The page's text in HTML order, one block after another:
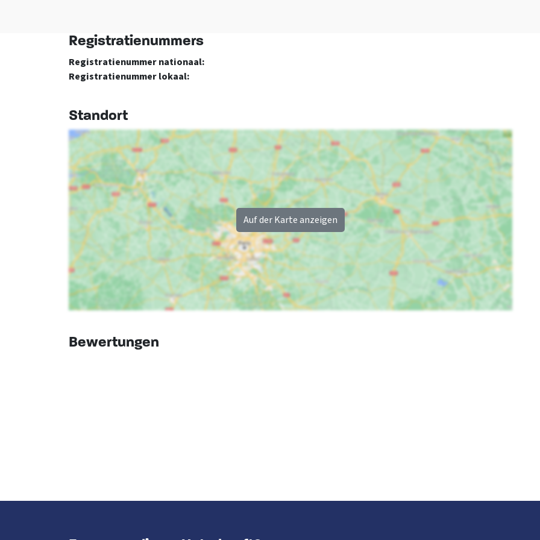
Keuken
Kühlschrank
Backofen
Schlafzimmer
Registratienummers
Registratienummer nationaal:
Registratienummer lokaal:
Standort
Auf der Karte anzeigen
Bewertungen